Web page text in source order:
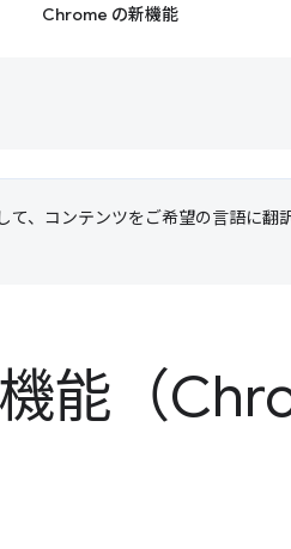
Chrome の新機能
て、コンテンツをご希望の言語に翻
能（